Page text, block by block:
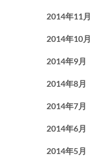
2014年11月
2014年10月
2014年9月
2014年8月
2014年7月
2014年6月
2014年5月